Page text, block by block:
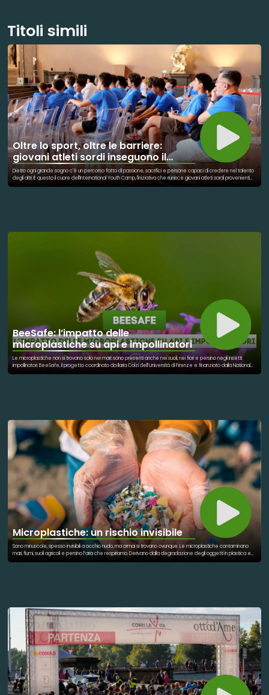
Titoli simili
Oltre lo sport, oltre le barriere:
giovani atleti sordi inseguono il
sogno paralimpico
Dietro ogni grande sogno c'è un percorso fatto di passione, sacrifici e persone capaci di credere nel talento
degli altri. È questo il cuore dell'International Youth Camp, l'iniziativa che riunisce giovani atleti sordi provenienti
BeeSafe: l’impatto delle
microplastiche su api e impollinatori
Le microplastiche non si trovano solo nei mari: sono presenti anche nei suoli, nei fiori e persino negli insetti
impollinatori. BeeSafe, il progetto coordinato da Ilaria Colzi dell’Università di Firenze e finanziato dalla National
Geographic Society, studia come queste particelle possano alterare il rapporto tra piante e api, modificando
Microplastiche: un rischio invisibile
Sono minuscole, spesso invisibili a occhio nudo, ma ormai si trovano ovunque. Le microplastiche contaminano
mari, fiumi, suoli agricoli e persino l’aria che respiriamo. Derivano dalla degradazione degli oggetti in plastica e